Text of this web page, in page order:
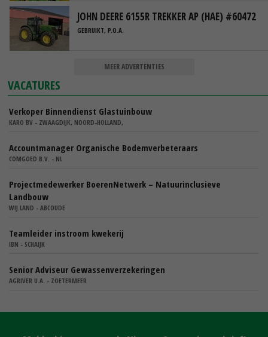
JOHN DEERE 6155R TREKKER AP (HAE) #60472
GEBRUIKT, P.O.A.
MEER ADVERTENTIES
VACATURES
Verkoper Binnendienst Glastuinbouw
KARO BV - ZWAAGDIJK, NOORD-HOLLAND,
Accountmanager Organische Bodemverbeteraars
COMGOED B.V. - NL
Projectmedewerker BoerenNetwerk – Natuurinclusieve
Landbouw
WIJ.LAND - ABCOUDE
Teamleider instroom kwekerij
IBN - SCHAIJK
Senior Adviseur Gewassenverzekeringen
AGRIVER U.A. - ZOETERMEER